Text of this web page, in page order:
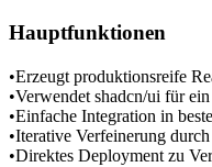
Hauptfunktionen
•Erzeugt produktionsreife
•Verwendet shadcn/ui für
•Einfache Integration in
•Iterative Verfeinerung
•Direktes Deployment zu